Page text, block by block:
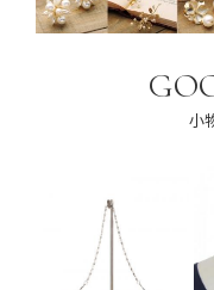
小